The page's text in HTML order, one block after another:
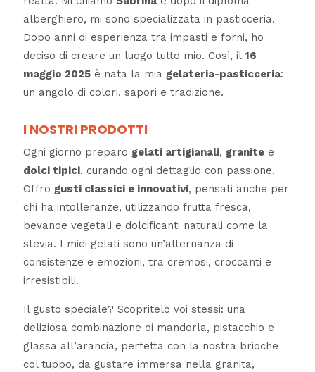
alberghiero, mi sono specializzata in pasticceria.
Dopo anni di esperienza tra impasti e forni, ho
deciso di creare un luogo tutto mio. Così, il 16
maggio 2025è nata la mia gelateria-pasticceria:
un angolo di colori, sapori e tradizione.
I NOSTRI PRODOTTI
Ogni giorno preparo gelati artigianali, granitee
dolci tipici, curando ogni dettaglio con passione.
Offro gusti classici e innovativi, pensati anche per
chi ha intolleranze, utilizzando frutta fresca,
bevande vegetali e dolcificanti naturali come la
stevia. I miei gelati sono un’alternanza di
consistenze e emozioni, tra cremosi, croccanti e
irresistibili.
Il gusto speciale? Scopritelo voi stessi: una
deliziosa combinazione di mandorla, pistacchio e
glassa all’arancia, perfetta con la nostra brioche
col tuppo, da gustare immersa nella granita,